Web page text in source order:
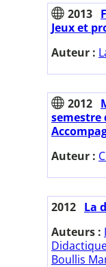
2013
Jeux et
Auteur :
2012
semestre
Auteur :
2012 La
Auteurs :
Boullis